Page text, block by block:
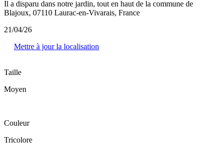
Il a disparu dans notre jardin, tout en haut de la commune de
Blajoux, 07110 Laurac-en-Vivarais, France
21/04/26
Mettre à jour la localisation
Taille
Moyen
Couleur
Tricolore